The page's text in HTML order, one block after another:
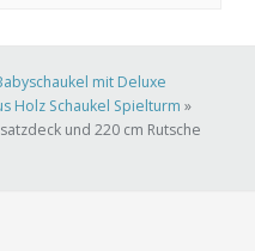
mit Deluxe
Holz Schaukel Spielturm »
und 220 cm Rutsche